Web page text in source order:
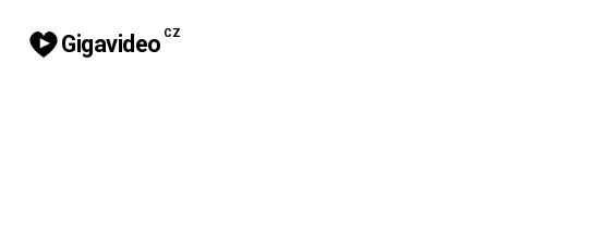
Gigavideo CZ